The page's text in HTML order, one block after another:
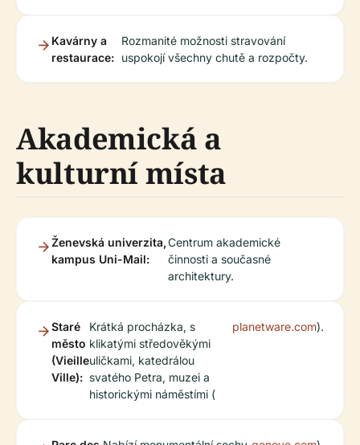
Kavárny a
restaurace:
Rozmanité možnosti stravování
uspokojí všechny chutě a rozpočty.
Akademická a
kulturní místa
Ženevská univerzita,
kampus Uni-Mail:
Centrum akademické
činnosti a současné
architektury.
Staré
město
(Vieille
Ville):
Krátká procházka, s
klikatými středověkými
uličkami, katedrálou
svatého Petra, muzei a
historickými náměstími (
planetware.com).